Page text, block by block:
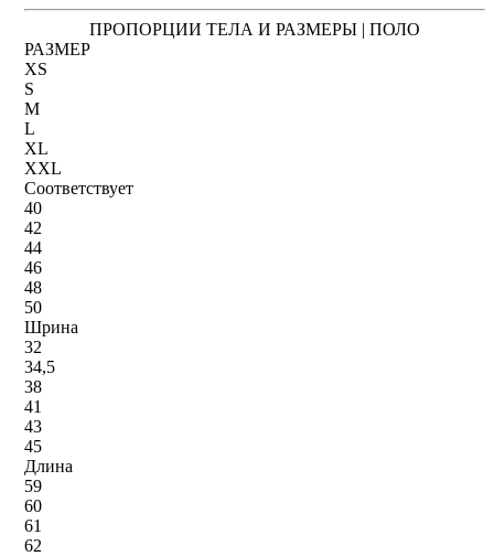
ПРОПОРЦИИ ТЕЛА И РАЗМЕРЫ | ПОЛО
РАЗМЕР
XS
S
M
L
XL
XXL
Соответствует
40
42
44
46
48
50
Шрина
32
34,5
38
41
43
45
Длина
59
60
61
62